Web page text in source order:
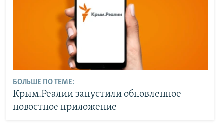
БОЛЬШЕ ПО ТЕМЕ:
Крым.Реалии запустили обновленное
новостное приложение